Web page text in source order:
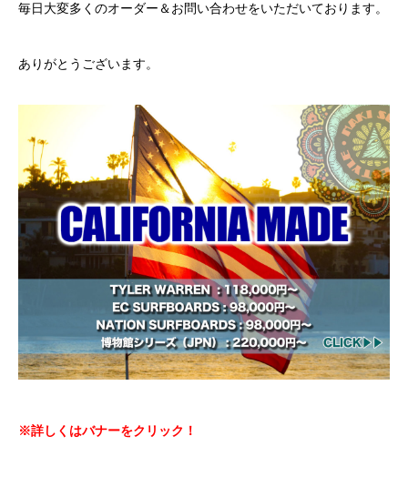
毎日大変多くのオーダー＆お問い合わせをいただいております。
ありがとうございます。
※詳しくはバナーをクリック！